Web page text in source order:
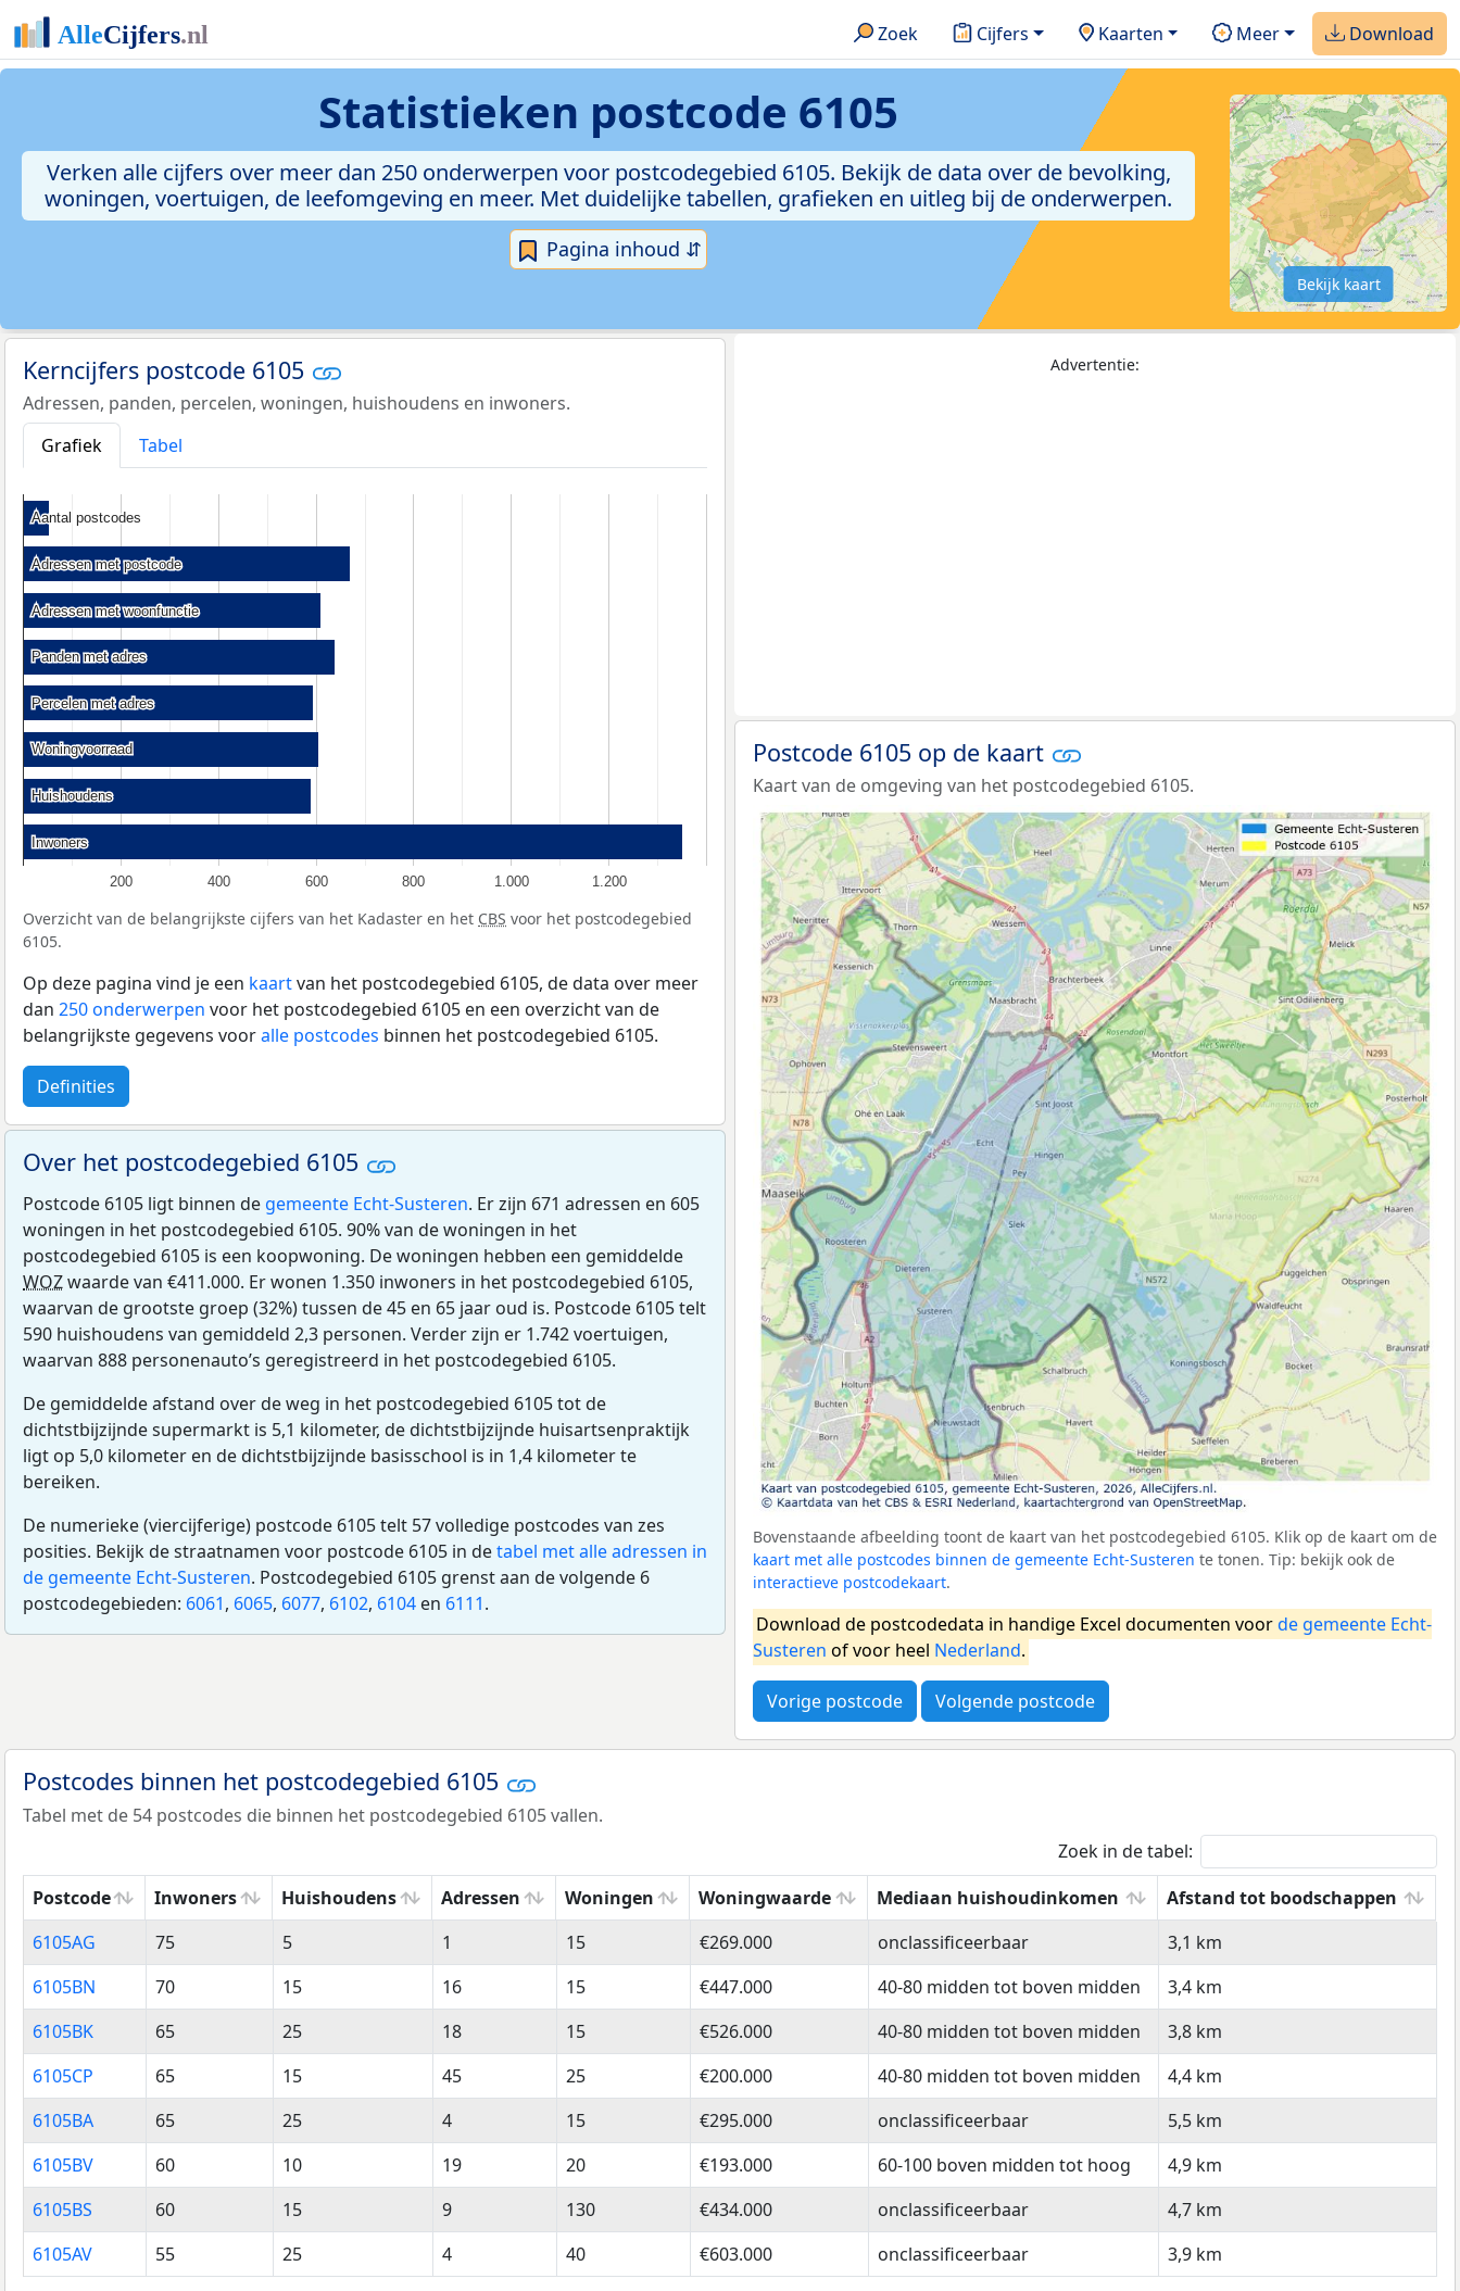
Zoek Cijfers Kaarten Meer Download
Statistieken postcode 6105
Verken alle cijfers over meer dan 250 onderwerpen voor postcodegebied 6105. Bekijk de data over de bevolking,
woningen, voertuigen, de leefomgeving en meer. Met duidelijke tabellen, grafieken en uitleg bij de onderwerpen.
Pagina inhoud ⇵
Bekijk kaart
Kerncijfers postcode 6105
Adressen, panden, percelen, woningen, huishoudens en inwoners.
Grafiek
Tabel
200 400 600 800 1.000 1.200
Aantal postcodes
Aantal postcodes
Adressen met postcode
Adressen met postcode
Adressen met woonfunctie
Adressen met woonfunctie
Panden met adres
Panden met adres
Percelen met adres
Percelen met adres
Woningvoorraad
Woningvoorraad
Huishoudens
Huishoudens
Inwoners
Inwoners
Overzicht van de belangrijkste cijfers van het Kadaster en het CBS voor het postcodegebied
6105.
Op deze pagina vind je een kaartvan het postcodegebied 6105, de data over meer
dan 250 onderwerpen voor het postcodegebied 6105 en een overzicht van de
belangrijkste gegevens vooralle postcodes binnen het postcodegebied 6105.
Definities
Over het postcodegebied 6105
Postcode 6105 ligt binnen de gemeente Echt-Susteren. Er zijn 671 adressen en 605
woningen in het postcodegebied 6105. 90% van de woningen in het
postcodegebied 6105 is een koopwoning. De woningen hebben een gemiddelde
WOZwaarde van €411.000. Er wonen 1.350 inwoners in het postcodegebied 6105,
waarvan de grootste groep (32%) tussen de 45 en 65 jaar oud is. Postcode 6105 telt
590 huishoudens van gemiddeld 2,3 personen. Verder zijn er 1.742 voertuigen,
waarvan 888 personenauto’s geregistreerd in het postcodegebied 6105.
De gemiddelde afstand over de weg in het postcodegebied 6105 tot de
dichtstbijzijnde supermarkt is 5,1 kilometer, de dichtstbijzijnde huisartsenpraktijk
ligt op 5,0 kilometer en de dichtstbijzijnde basisschool is in 1,4 kilometer te
bereiken.
De numerieke (viercijferige) postcode 6105 telt 57 volledige postcodes van zes
posities. Bekijk de straatnamen voor postcode 6105 in detabel met alle adressen in
de gemeente Echt-Susteren. Postcodegebied 6105 grenst aan de volgende 6
postcodegebieden: 6061, 6065, 6077, 6102, 6104 en 6111.
Advertentie:
Postcode 6105 op de kaart
Kaart van de omgeving van het postcodegebied 6105.
Bovenstaande afbeelding toont de kaart van het postcodegebied 6105. Klik op de kaart om de
kaart met alle postcodes binnen de gemeente Echt-Susteren te tonen. Tip: bekijk ook de
interactieve postcodekaart.
Download de postcodedata in handige Excel documenten voorde gemeente Echt-
Susteren of voor heel Nederland.
Vorige postcode Volgende postcode
Postcodes binnen het postcodegebied 6105
Tabel met de 54 postcodes die binnen het postcodegebied 6105 vallen.
Zoek in de tabel:
Postcode
Inwoners Huishoudens Adressen Woningen Woningwaarde Mediaan huishoudinkomen
Afstand tot boodschappen
Postcode
Inwoners Huishoudens Adressen Woningen Woningwaarde Mediaan huishoudinkomen Afstand tot boodschappen
6105AG 75 5 1 15 €269.000 onclassificeerbaar
3,1 km
6105BN
70 15 16 15 €447.000 40-80 midden tot boven midden
3,4 km
6105BK
65 25 18 15 €526.000 40-80 midden tot boven midden
3,8 km
6105CP
65 15 45 25 €200.000 40-80 midden tot boven midden
4,4 km
6105BA
65 25 4 15 €295.000 onclassificeerbaar
5,5 km
6105BV
60 10 19 20 €193.000 60-100 boven midden tot hoog
4,9 km
6105BS
60 15 9 130 €434.000 onclassificeerbaar
4,7 km
6105AV
55 25 4 40 €603.000 onclassificeerbaar 3,9 km